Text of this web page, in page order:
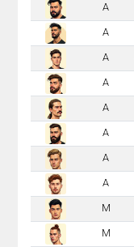
A
A
A
A
A
A
A
A
M
M